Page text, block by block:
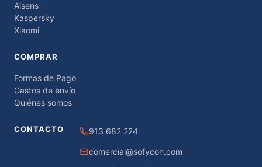
Aisens
Kaspersky
Xiaomi
COMPRAR
Formas de Pago
Gastos de envío
Quiénes somos
CONTACTO 913 682 224
comercial@sofycon.com